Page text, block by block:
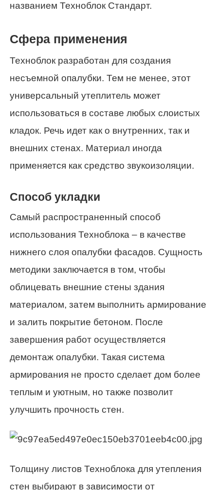
названием Техноблок Стандарт.
Сфера применения
Техноблок разработан для создания
несъемной опалубки. Тем не менее, этот
универсальный утеплитель может
использоваться в составе любых слоистых
кладок. Речь идет как о внутренних, так и
внешних стенах. Материал иногда
применяется как средство звукоизоляции.
Способ укладки
Самый распространенный способ
использования Техноблока – в качестве
нижнего слоя опалубки фасадов. Сущность
методики заключается в том, чтобы
облицевать внешние стены здания
материалом, затем выполнить армирование
и залить покрытие бетоном. После
завершения работ осуществляется
демонтаж опалубки. Такая система
армирования не просто сделает дом более
теплым и уютным, но также позволит
улучшить прочность стен.
Толщину листов Техноблока для утепления
стен выбирают в зависимости от